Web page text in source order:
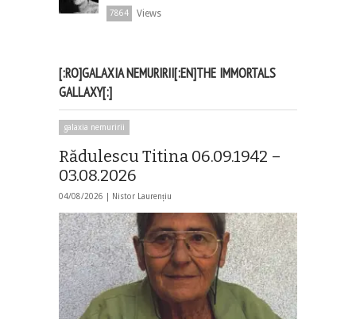
7864 Views
[:RO]GALAXIA NEMURIRII[:EN]THE IMMORTALS
GALLAXY[:]
galaxia nemuririi
Rădulescu Titina 06.09.1942 –
03.08.2026
04/08/2026 | Nistor Laurențiu